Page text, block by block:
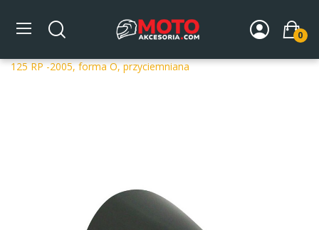
0
Strona główna DLA MOTOCYKLA Szyby
Szyby
125 RP -2005, forma O, przyciemniana